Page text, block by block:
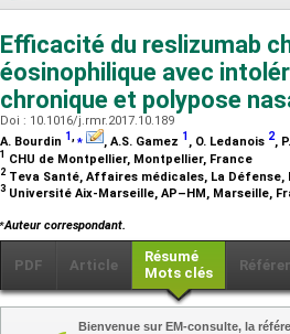
Efficacité du reslizumab
éosinophilique avec
chronique et polypose
Doi : 10.1016/j.rmr.2017.10.189
A. Bourdin 1,⁎ , A.S. Gamez 1 , O. Ledanois 2,
1 CHU de Montpellier, Montpellier, France
2 Teva Santé, Affaires médicales, La Défense,
3 Université Aix-Marseille, AP–HM, Marseille,
⁎Auteur correspondant.
PDF Article
Résumé
Mots clés
Bienvenue sur EM-consulte, la